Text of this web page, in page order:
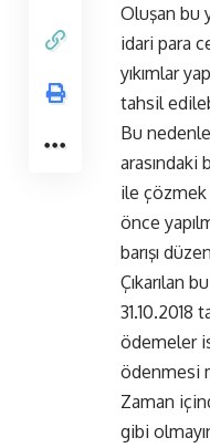
Oluşan bu
idari para
yıkımlar
tahsil
Bu
arasındaki
ile çözmek
önce
barışı
Çıkarılan
31.10.2018
ödemeler
ödenmesi
Zaman
gibi